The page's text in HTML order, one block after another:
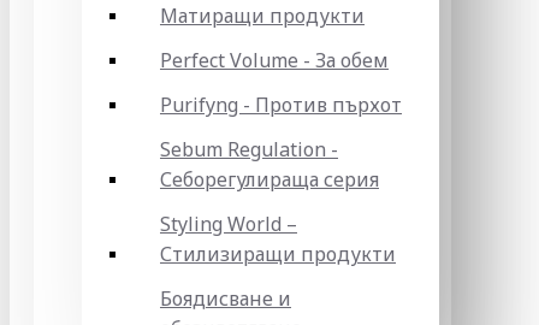
Матиращи продукти
Perfect Volume - За обем
Purifyng - Против пърхот
Sebum Regulation -
Себорегулираща серия
Styling World –
Стилизиращи продукти
Боядисване и